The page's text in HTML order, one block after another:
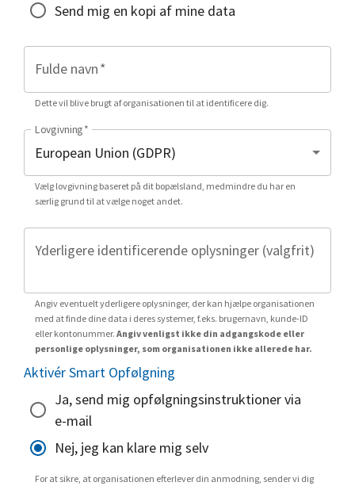
Send mig en kopi af mine data
Fulde navn*
Dette vil blive brugt af organisationen til at identificere dig.
Lovgivning*
Vælg lovgivning baseret på dit bopælsland, medmindre du har en
særlig grund til at vælge noget andet.
Yderligere identificerende oplysninger (valgfrit)
Angiv eventuelt yderligere oplysninger, der kan hjælpe organisationen
med at finde dine data i deres systemer, f.eks. brugernavn, kunde-ID
eller kontonummer. Angiv venligst ikke din adgangskode eller
personlige oplysninger, som organisationen ikke allerede har.
Aktivér Smart Opfølgning
Ja, send mig opfølgningsinstruktioner via
e-mail
Nej, jeg kan klare mig selv
For at sikre, at organisationen efterlever din anmodning, sender vi dig